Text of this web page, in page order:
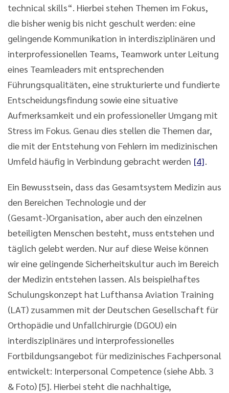
technical skills“. Hierbei stehen Themen im Fokus,
die bisher wenig bis nicht geschult werden: eine
gelingende Kommunikation in interdisziplinären und
interprofessionellen Teams, Teamwork unter Leitung
eines Teamleaders mit entsprechenden
Führungsqualitäten, eine strukturierte und fundierte
Entscheidungsfindung sowie eine situative
Aufmerksamkeit und ein professioneller Umgang mit
Stress im Fokus. Genau dies stellen die Themen dar,
die mit der Entstehung von Fehlern im medizinischen
Umfeld häufig in Verbindung gebracht werden [4].
Ein Bewusstsein, dass das Gesamtsystem Medizin aus
den Bereichen Technologie und der
(Gesamt-)Organisation, aber auch den einzelnen
beteiligten Menschen besteht, muss entstehen und
täglich gelebt werden. Nur auf diese Weise können
wir eine gelingende Sicherheitskultur auch im Bereich
der Medizin entstehen lassen. Als beispielhaftes
Schulungskonzept hat Lufthansa Aviation Training
(LAT) zusammen mit der Deutschen Gesellschaft für
Orthopädie und Unfallchirurgie (DGOU) ein
interdisziplinäres und interprofessionelles
Fortbildungsangebot für medizinisches Fachpersonal
entwickelt: Interpersonal Competence (siehe Abb. 3
& Foto) [5]. Hierbei steht die nachhaltige,